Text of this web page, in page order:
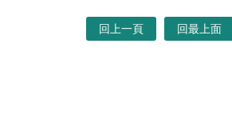
回上一頁 回最上面